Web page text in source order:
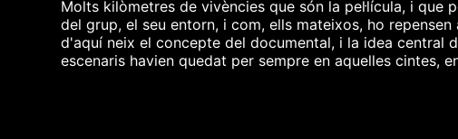
Molts kilòmetres de vivències que són la pel·lícula, i
del grup, el seu entorn, i com, ells mateixos, ho
d'aquí neix el concepte del documental, i la idea central
escenaris havien quedat per sempre en aquelles cintes,
pot mirar aquesta tristesa i aquesta bellesa des del pas